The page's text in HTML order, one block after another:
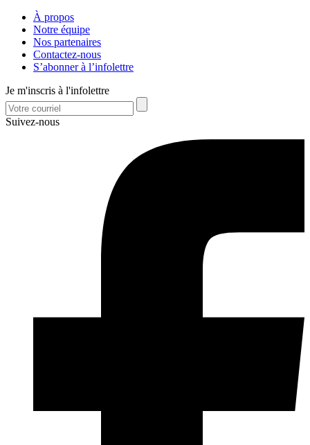
À propos
Notre équipe
Nos partenaires
Contactez-nous
S’abonner à l’infolettre
Je m'inscris à l'infolettre
Suivez-nous